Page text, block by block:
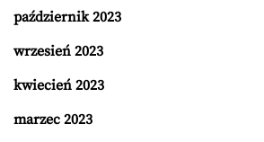
październik 2023
wrzesień 2023
kwiecień 2023
marzec 2023